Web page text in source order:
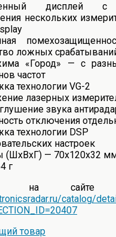
дисплей с
нескольких
ложных
«Город» — с
частот
технологии VG-2
лазерных
звука
отключения
технологии DSP
настроек
(ШхВхГ) — 70x120x32
г
на сайте
catalog/
товар